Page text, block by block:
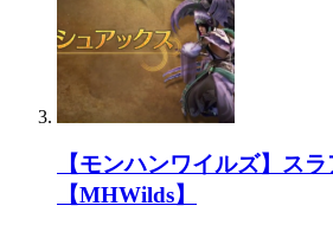
【モンハンワイルズ】ス
【MHWilds】